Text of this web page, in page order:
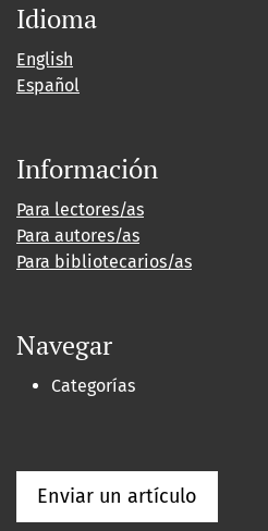
Idioma
English
Español
Información
Para lectores/as
Para autores/as
Para bibliotecarios/as
Navegar
Categorías
Enviar un artículo